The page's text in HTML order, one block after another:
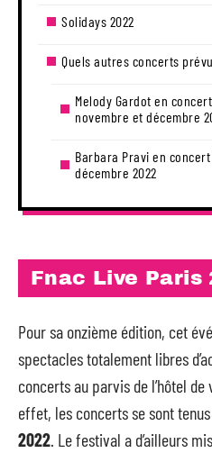
Solidays 2022
Quels autres concerts
Melody Gardot en
novembre et décembre
Barbara Pravi en concert
décembre 2022
Fnac Live Paris
Pour sa onzième édition, cet
spectacles totalement libres
concerts au parvis de l’hôtel
effet, les concerts se sont
2022 . Le festival a d’ailleurs